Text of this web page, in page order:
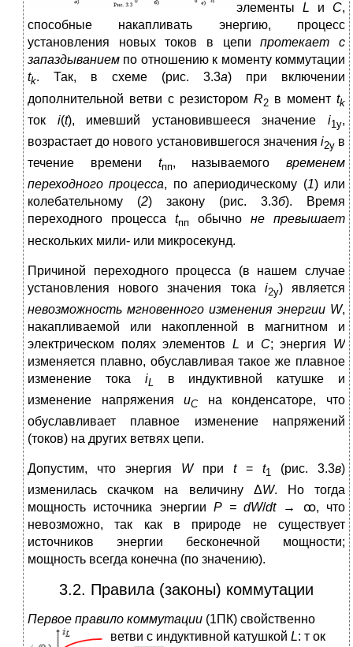
элементы L и C,
способные накапливать энергию, процесс
установления новых токов в цепипротекает с
запаздыванием по отношению к моменту коммутации
tk. Так, в схеме (рис. 3.3a) при включении
дополнительной ветви с резистором R2 в момент tk
ток i(t), имевший установившееся значениеi1у,
возрастает до нового установившегося значения i2ув
течение времени
tпп, называемого временем
переходного процесса, по апериодиче­­ско­­­му (1) или
колебательному (2) закону (рис. 3.3б). Время
переходного процесса tпп обы­чно не превышает
нескольких мили- или микросекунд.
Причиной переходного процесса (в нашем случае
установления нового значения тока i2у) является
невозможность мгновенного изменения энергии W,
накапливаемой или накопленной в магнитном и
электрическом полях элементовL и C; энергия W
изменяется пла­вно, обуславливая такое же плавное
изменение тока iL
в индуктивной катушке и
изменение напряженияuCна конденсаторе, что
обуславливает плавное изменение напряжений
(токов) на­­­­­­ дру­­гих ветвях цепи.
Допустим, что энергия Wпри t= t1 (рис. 3.3в)
изменилась скачком на величину ΔW. Но тогда
мощность источника энергииP = dW/dt →
ꝏ, что
невозможно, так как в природе не существует
источников энергии бесконечной мощности;
мощность всегда конечна (по значению).
3.2. Правила (законы) коммутации
Первое правило коммутации (1ПК) свойственно
ветви с индуктивной катушкой L: т ок